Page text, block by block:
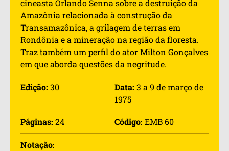
cineasta Orlando Senna sobre a destruição da
Amazônia relacionada à construção da
Transamazônica, a grilagem de terras em
Rondônia e a mineração na região da floresta.
Traz também um perfil do ator Milton Gonçalves
em que aborda questões da negritude.
Edição: 30 Data: 3 a 9 de março de
1975
Páginas: 24 Código: EMB 60
Notação: